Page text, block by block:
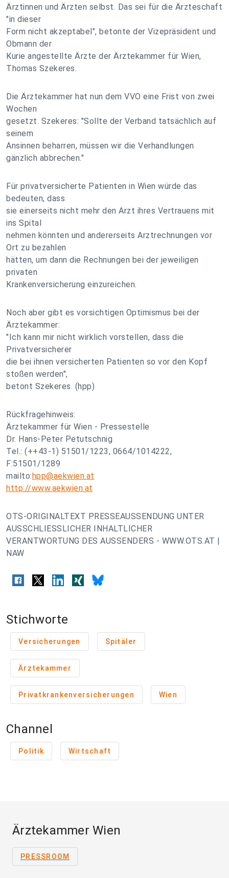
Ärztinnen und Ärzten selbst. Das sei für die Ärzteschaft
"in dieser
Form nicht akzeptabel", betonte der Vizepräsident und
Obmann der
Kurie angestellte Ärzte der Ärztekammer für Wien,
Thomas Szekeres.
Die Ärztekammer hat nun dem VVO eine Frist von zwei
Wochen
gesetzt. Szekeres: "Sollte der Verband tatsächlich auf
seinem
Ansinnen beharren, müssen wir die Verhandlungen
gänzlich abbrechen."
Für privatversicherte Patienten in Wien würde das
bedeuten, dass
sie einerseits nicht mehr den Arzt ihres Vertrauens mit
ins Spital
nehmen könnten und andererseits Arztrechnungen vor
Ort zu bezahlen
hätten, um dann die Rechnungen bei der jeweiligen
privaten
Krankenversicherung einzureichen.
Noch aber gibt es vorsichtigen Optimismus bei der
Ärztekammer:
"Ich kann mir nicht wirklich vorstellen, dass die
Privatversicherer
die bei ihnen versicherten Patienten so vor den Kopf
stoßen werden",
betont Szekeres. (hpp)
Rückfragehinweis:
Ärztekammer für Wien - Pressestelle
Dr. Hans-Peter Petutschnig
Tel.: (++43-1) 51501/1223, 0664/1014222,
F:51501/1289
mailto:hpp@aekwien.at
http://www.aekwien.at
OTS-ORIGINALTEXT PRESSEAUSSENDUNG UNTER
AUSSCHLIESSLICHER INHALTLICHER
VERANTWORTUNG DES AUSSENDERS - WWW.OTS.AT |
NAW
Stichworte
Versicherungen Spitäler
Ärztekammer
Privatkrankenversicherungen Wien
Channel
Politik Wirtschaft
Ärztekammer Wien
PRESSROOM